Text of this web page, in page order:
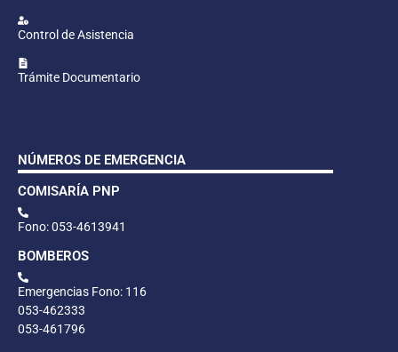
Control de Asistencia
Trámite Documentario
NÚMEROS DE EMERGENCIA
COMISARÍA PNP
Fono: 053-4613941
BOMBEROS
Emergencias Fono: 116
053-462333
053-461796